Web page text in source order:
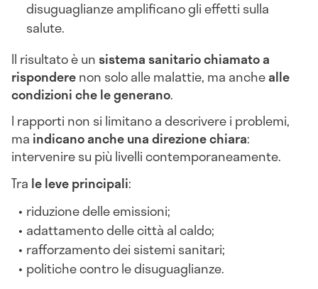
disuguaglianze amplificano gli effetti sulla
salute.
Il risultato è unsistema sanitario chiamato a
risponderenon solo alle malattie, ma anchealle
condizioni che le generano.
I rapporti non si limitano a descrivere i problemi,
ma indicano anche una direzione chiara:
intervenire su più livelli contemporaneamente.
Tra le leve principali:
riduzione delle emissioni;
adattamento delle città al caldo;
rafforzamento dei sistemi sanitari;
politiche contro le disuguaglianze.